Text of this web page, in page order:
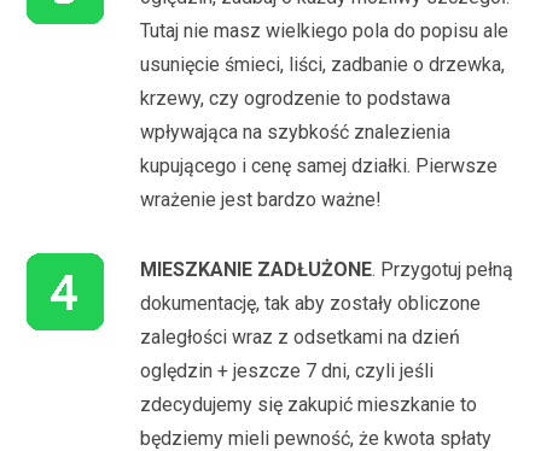
Tutaj nie masz wielkiego pola do popisu ale
usunięcie śmieci, liści, zadbanie o drzewka,
krzewy, czy ogrodzenie to podstawa
wpływająca na szybkość znalezienia
kupującego i cenę samej działki. Pierwsze
wrażenie jest bardzo ważne!
MIESZKANIE ZADŁUŻONE. Przygotuj pełną
dokumentację, tak aby zostały obliczone
zaległości wraz z odsetkami na dzień
oględzin + jeszcze 7 dni, czyli jeśli
zdecydujemy się zakupić mieszkanie to
będziemy mieli pewność, że kwota spłaty